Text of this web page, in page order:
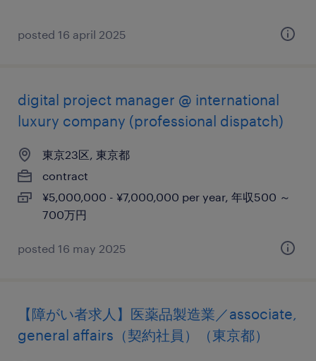
posted 16 april 2025
digital project manager @ international
luxury company (professional dispatch)
東京23区, 東京都
contract
¥5,000,000 - ¥7,000,000 per year, 年収500 ～
700万円
posted 16 may 2025
【障がい者求人】医薬品製造業／associate,
general affairs（契約社員）（東京都）